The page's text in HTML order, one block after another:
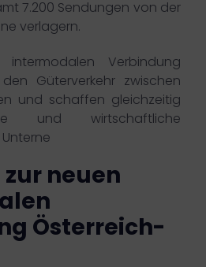
7.200 Sendungen von der
verlagern.
Verbindung
Güterverkehr zwischen
und schaffen gleichzeitig
und wirtschaftliche
zur neuen
Österreich-